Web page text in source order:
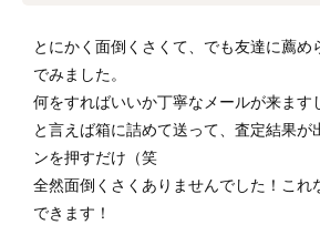
とにかく面倒くさくて、でも友達に薦め
でみました。
何をすればいいか丁寧なメールが来ます
と言えば箱に詰めて送って、査定結果が
ンを押すだけ（笑
全然面倒くさくありませんでした！これ
できます！